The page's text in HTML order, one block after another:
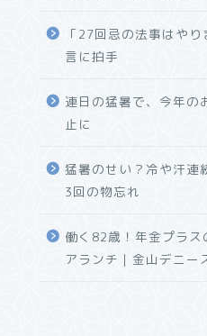
「27回忌の法事はや
言に拍手
連日の猛暑で、今年の
止に
猛暑のせい？冷や汗連
3回の物忘れ
働く82歳！年金プラス
アランチ｜金山デニー